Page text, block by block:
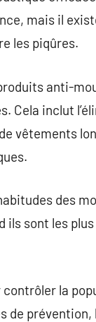
mais il
les piqûres.
anti-
Cela inclut
vêtements
des
ils sont les
la
de